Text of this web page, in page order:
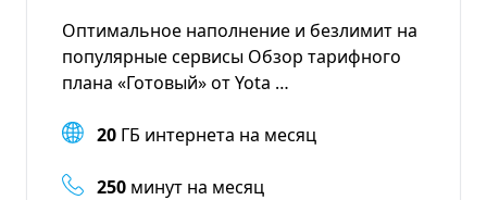
Оптимальное наполнение и безлимит на
популярные сервисы Обзор тарифного
плана «Готовый» от Yota …
20 ГБ интернета на месяц
250 минут на месяц